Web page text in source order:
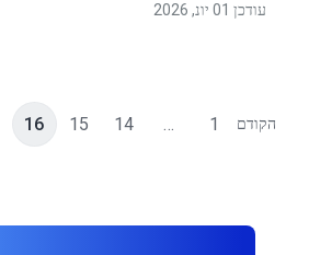
עודכן 01 יונ, 2026
הקודם 1
…
14
15
16